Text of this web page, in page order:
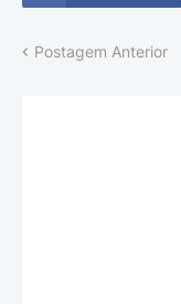
Postagem Anterior